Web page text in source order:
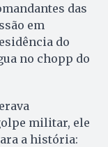
das
em
do
no chopp do
militar, ele
a história: